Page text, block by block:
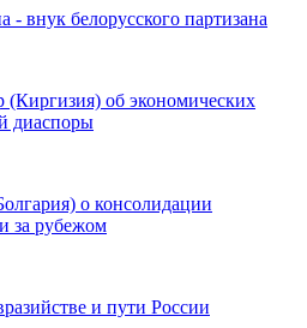
внук белорусского партизана
об экономических
диаспоры
о консолидации
за рубежом
и пути России